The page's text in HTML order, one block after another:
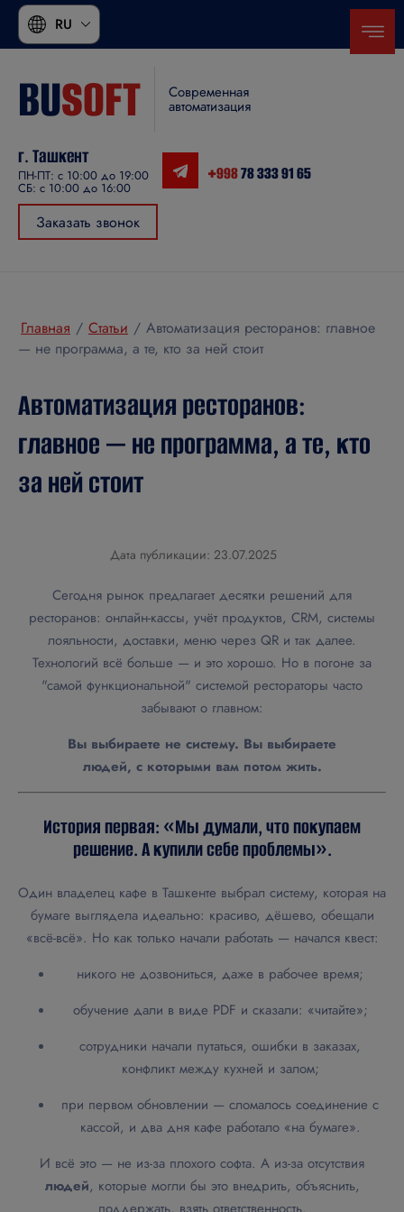
RU
BUSOFT Современная
автоматизация
г. Ташкент
ПН-ПТ: с 10:00 до 19:00
СБ: с 10:00 до 16:00
+99878 333 91 65
Заказать звонок
Главная / Статьи / Автоматизация ресторанов: главное
— не программа, а те, кто за ней стоит
Автоматизация ресторанов:
главное — не программа, а те, кто
за ней стоит
Дата публикации: 23.07.2025
Сегодня рынок предлагает десятки решений для
ресторанов: онлайн-кассы, учёт продуктов, CRM, системы
лояльности, доставки, меню через QR и так далее.
Технологий всё больше — и это хорошо. Но в погоне за
"самой функциональной" системой рестораторы часто
забывают о главном:
Вы выбираете не систему. Вы выбираете
людей, с которыми вам потом жить.
История первая: «Мы думали, что покупаем
решение. А купили себе проблемы».
Один владелец кафе в Ташкенте выбрал систему, которая на
бумаге выглядела идеально: красиво, дёшево, обещали
«всё-всё». Но как только начали работать — начался квест:
никого не дозвониться, даже в рабочее время;
обучение дали в виде PDF и сказали: «читайте»;
сотрудники начали путаться, ошибки в заказах,
конфликт между кухней и залом;
при первом обновлении — сломалось соединение с
кассой, и два дня кафе работало «на бумаге».
И всё это — не из-за плохого софта. А из-за отсутствия
людей, которые могли бы это внедрить, объяснить,